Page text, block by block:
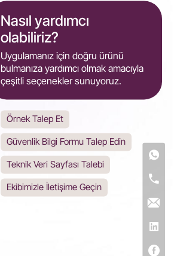
Nasıl yardımcı
olabiliriz?
Uygulamanız için doğru ürünü
bulmanıza yardımcı olmak amacıyla
çeşitli seçenekler sunuyoruz.
Örnek Talep Et
Güvenlik Bilgi Formu Talep Edin
Teknik Veri Sayfası Talebi
Ekibimizle İletişime Geçin